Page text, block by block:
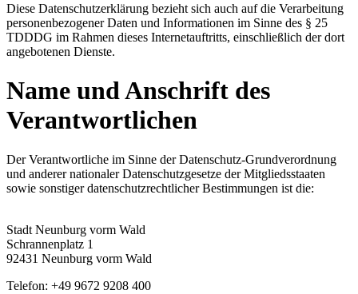
Diese Datenschutzerklärung bezieht sich auch auf die Verarbeitung
personenbezogener Daten und Informationen im Sinne des § 25
TDDDG im Rahmen dieses Internetauftritts, einschließlich der dort
angebotenen Dienste.
Name und Anschrift des
Verantwortlichen
Der Verantwortliche im Sinne der Datenschutz-Grundverordnung
und anderer nationaler Datenschutzgesetze der Mitgliedsstaaten
sowie sonstiger datenschutzrechtlicher Bestimmungen ist die:
Stadt Neunburg vorm Wald
Schrannenplatz 1
92431 Neunburg vorm Wald
Telefon: +49 9672 9208 400